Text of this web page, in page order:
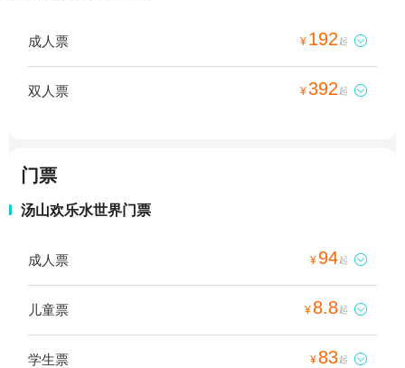
成人票 ¥ 192 起 
双人票 ¥392 起 
门票
汤山欢乐水世界门票
成人票 ¥ 94起 
儿童票 ¥ 8.8起 
学生票 ¥ 83起 